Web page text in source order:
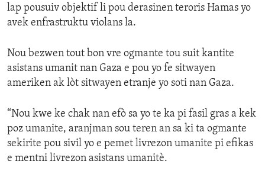
lap pousuiv objektif li pou derasinen teroris Hamas yo
avek enfrastruktu violans la.
Nou bezwen tout bon vre ogmante tou suit kantite
asistans umanit nan Gaza e pou yo fe sitwayen
ameriken ak lòt sitwayen etranje yo soti nan Gaza.
“Nou kwe ke chak nan efò sa yo te ka pi fasil gras a kek
poz umanite, aranjman sou teren an sa ki ta ogmante
sekirite pou sivil yo e pemet livrezon umanite pi efikas
e mentni livrezon asistans umanitè.